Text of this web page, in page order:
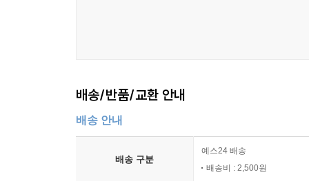
배송/반품/교환 안내
배송 안내
배송 구분
예스24 배송
배송비 : 2,500원